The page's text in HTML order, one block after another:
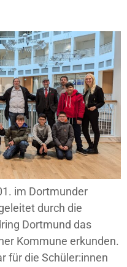
im Dortmunder
durch die
Dortmund das
Kommune erkunden.
für die Schüler:innen